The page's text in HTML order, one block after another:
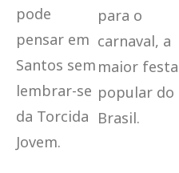
pode
pensar em
Santos sem
lembrar-se
da Torcida
Jovem.
para o
carnaval, a
maior festa
popular do
Brasil.